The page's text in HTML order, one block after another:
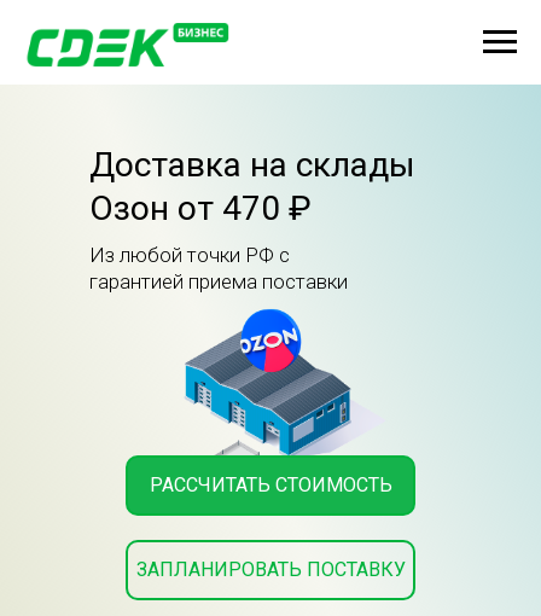
Доставка на склады
Озон от 470 ₽
РАССЧИТАТЬ СТОИМОСТЬ
Из любой точки РФ с
гарантией приема поставки
ЗАПЛАНИРОВАТЬ ПОСТАВКУ